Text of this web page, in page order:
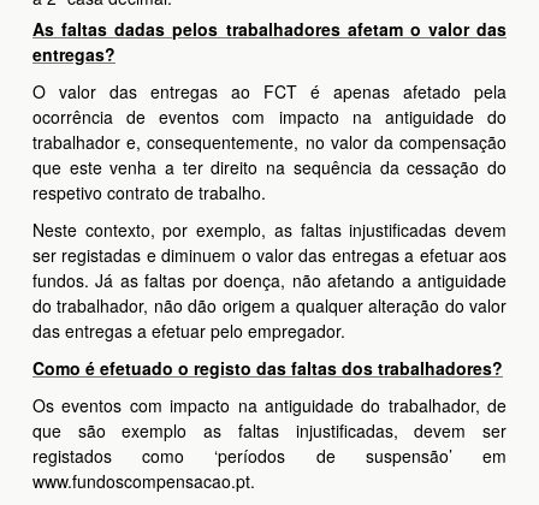
As faltas dadas pelos trabalhadores afetam o valor das
entregas?
O valor das entregas ao FCT é apenas afetado pela
ocorrência de eventos com impacto na antiguidade do
trabalhador e, consequentemente, no valor da compensação
que este venha a ter direito na sequência da cessação do
respetivo contrato de trabalho.
Neste contexto, por exemplo, as faltas injustificadas devem
ser registadas e diminuem o valor das entregas a efetuar aos
fundos. Já as faltas por doença, não afetando a antiguidade
do trabalhador, não dão origem a qualquer alteração do valor
das entregas a efetuar pelo empregador.
Como é efetuado o registo das faltas dos trabalhadores?
Os eventos com impacto na antiguidade do trabalhador, de
que são exemplo as faltas injustificadas, devem ser
registados como ‘períodos de suspensão’ em
www.fundoscompensacao.pt.